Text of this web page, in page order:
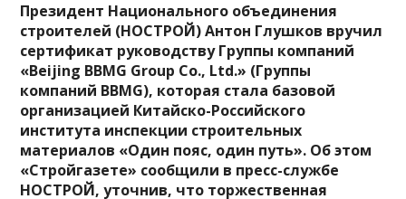
Президент Национального объединения
строителей (НОСТРОЙ) Антон Глушков вручил
сертификат руководству Группы компаний
«Beijing BBMG Group Co., Ltd.» (Группы
компаний BBMG), которая стала базовой
организацией Китайско-Российского
института инспекции строительных
материалов «Один пояс, один путь». Об этом
«Стройгазете» сообщили в пресс-службе
НОСТРОЙ, уточнив, что торжественная